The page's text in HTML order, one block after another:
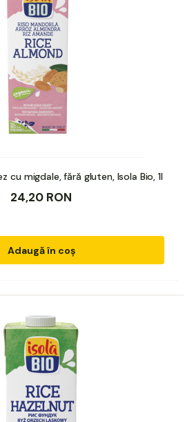
cu migdale, fără gluten, Isola Bio, 1l
24,20 RON
Adaugă în coș